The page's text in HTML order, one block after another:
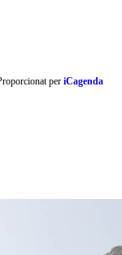
per iCagenda